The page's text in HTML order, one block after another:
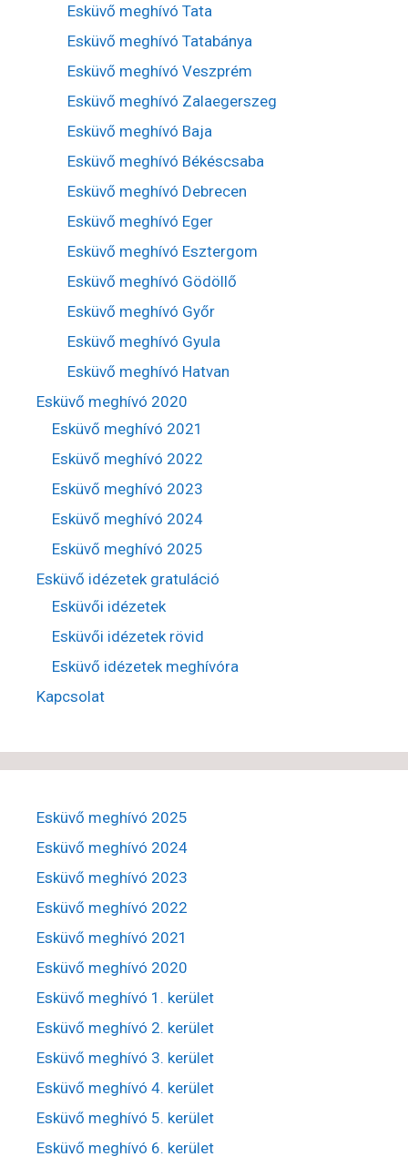
Esküvő meghívó Tata
Esküvő meghívó Tatabánya
Esküvő meghívó Veszprém
Esküvő meghívó Zalaegerszeg
Esküvő meghívó Baja
Esküvő meghívó Békéscsaba
Esküvő meghívó Debrecen
Esküvő meghívó Eger
Esküvő meghívó Esztergom
Esküvő meghívó Gödöllő
Esküvő meghívó Győr
Esküvő meghívó Gyula
Esküvő meghívó Hatvan
Esküvő meghívó 2020
Esküvő meghívó 2021
Esküvő meghívó 2022
Esküvő meghívó 2023
Esküvő meghívó 2024
Esküvő meghívó 2025
Esküvő idézetek gratuláció
Esküvői idézetek
Esküvői idézetek rövid
Esküvő idézetek meghívóra
Kapcsolat
Esküvő meghívó 2025
Esküvő meghívó 2024
Esküvő meghívó 2023
Esküvő meghívó 2022
Esküvő meghívó 2021
Esküvő meghívó 2020
Esküvő meghívó 1. kerület
Esküvő meghívó 2. kerület
Esküvő meghívó 3. kerület
Esküvő meghívó 4. kerület
Esküvő meghívó 5. kerület
Esküvő meghívó 6. kerület